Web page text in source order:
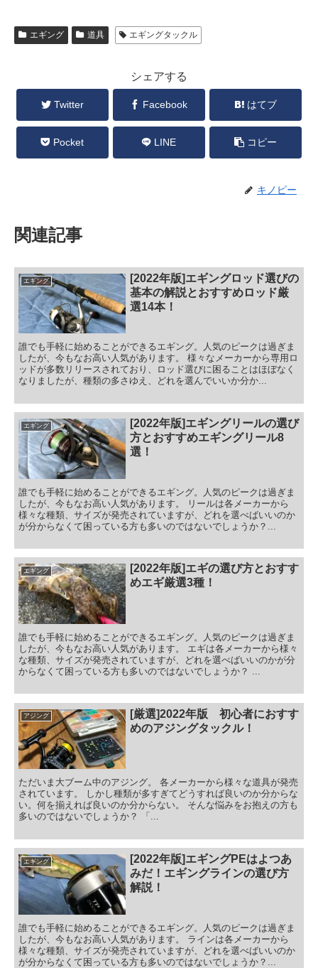
エギング 道具 エギングタックル
シェアする
Twitter Facebook はてブ
Pocket LINE コピー
キノピー
関連記事
エギング
[2022年版]エギングロッド選びの
基本の解説とおすすめロッド厳
選14本！
誰でも手軽に始めることができるエギング。人気のピークは過ぎま
したが、今もなお高い人気があります。 様々なメーカーから専用ロ
ッドが多数リリースされており、ロッド選びに困ることはほぼなく
なりましたが、種類の多さゆえ、どれを選んでいいか分か...
エギング
[2022年版]エギングリールの選び
方とおすすめエギングリール8
選！
誰でも手軽に始めることができるエギング。人気のピークは過ぎま
したが、今もなお高い人気があります。 リールは各メーカーから
様々な種類、サイズが発売されていますが、どれを選べばいいのか
が分からなくて困っている方も多いのではないでしょうか？...
エギング
[2022年版]エギの選び方とおすす
めエギ厳選3種！
誰でも手軽に始めることができるエギング。人気のピークは過ぎま
したが、今もなお高い人気があります。 エギは各メーカーから様々
な種類、サイズが発売されていますが、どれを選べばいいのかが分
からなくて困っている方も多いのではないでしょうか？ ...
アジング
[厳選]2022年版 初心者におすす
めのアジングタックル！
ただいま大ブーム中のアジング。 各メーカーから様々な道具が発売
されています。 しかし種類が多すぎてどうすれば良いのか分からな
い。何を揃えれば良いのか分からない。 そんな悩みをお抱えの方も
多いのではないでしょうか？ 「...
エギング
[2022年版]エギングPEはよつあ
みだ！エギングラインの選び方
解説！
誰でも手軽に始めることができるエギング。人気のピークは過ぎま
したが、今もなお高い人気があります。 ラインは各メーカーから
様々な種類、サイズが発売されていますが、どれを選べばいいのか
が分からなくて困っている方も多いのではないでしょうか？...